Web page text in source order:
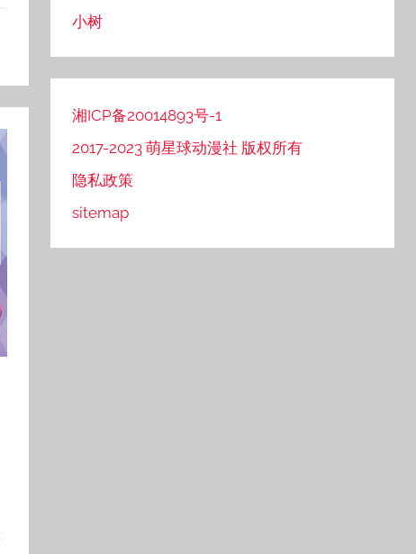
小树
湘ICP备20014893号-1
2017-2023 萌星球动漫社 版权所有
隐私政策
sitemap